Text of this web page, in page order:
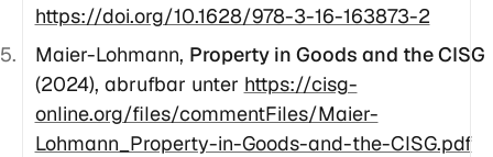
https://doi.org/10.1628/978-3-16-163873-2
Maier-Lohmann, Property in Goods and the CISG
(2024), abrufbar unter https://cisg-
online.org/files/commentFiles/Maier-
Lohmann_Property-in-Goods-and-the-CISG.pdf